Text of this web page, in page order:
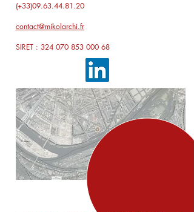
(+33)09.63.44.81.20
contact@mikolarchi.fr
SIRET : 324 070 853 000 68